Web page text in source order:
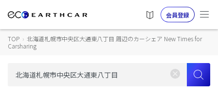
会員登録
TOP › 北海道札幌市中央区大通東八丁目 周辺のカーシェア New Times for
Carsharing